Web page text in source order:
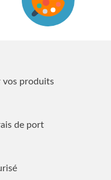
vos produits
de port